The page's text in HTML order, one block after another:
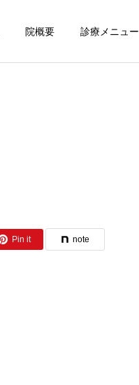
院概要 診療メニュー
Pin it note